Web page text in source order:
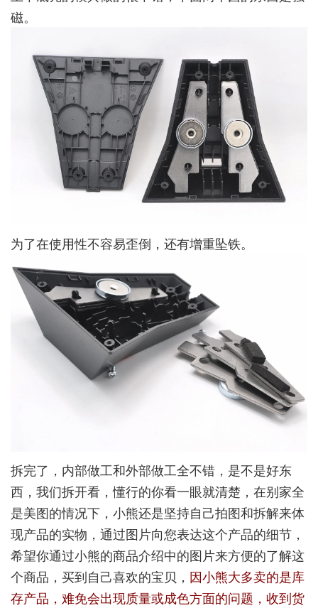
磁。
为了在使用性不容易歪倒，还有增重坠铁。
拆完了，内部做工和外部做工全不错，是不是好东
西，我们拆开看，懂行的你看一眼就清楚，在别家全
是美图的情况下，小熊还是坚持自己拍图和拆解来体
现产品的实物，通过图片向您表达这个产品的细节，
希望你通过小熊的商品介绍中的图片来方便的了解这
个商品，买到自己喜欢的宝贝， 因小熊大多卖的是库
存产品，难免会出现质量或成色方面的问题，收到货